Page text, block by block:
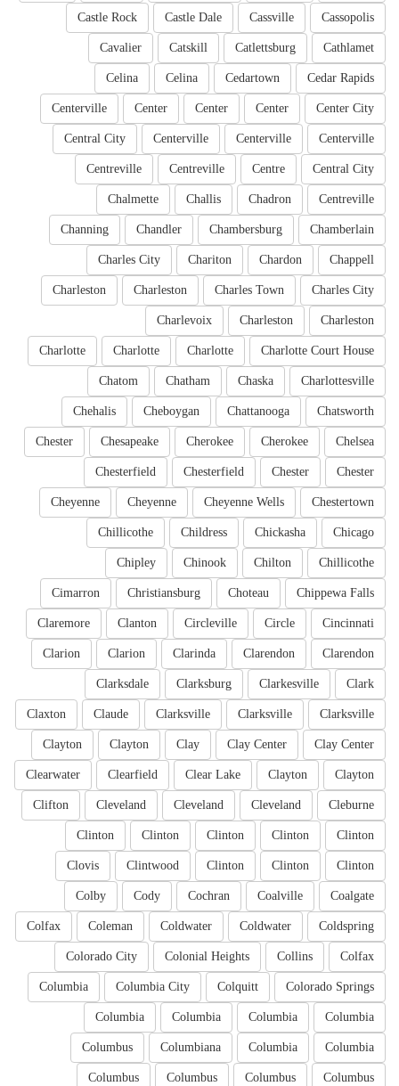
Cassopolis
Cassville
Castle Dale
Castle Rock
Cathlamet
Catlettsburg
Catskill
Cavalier
Cedar Rapids
Cedartown
Celina
Celina
Center City
Center
Center
Center
Centerville
Centerville
Centerville
Centerville
Central City
Central City
Centre
Centreville
Centreville
Centreville
Chadron
Challis
Chalmette
Chamberlain
Chambersburg
Chandler
Channing
Chappell
Chardon
Chariton
Charles City
Charles City
Charles Town
Charleston
Charleston
Charleston
Charleston
Charlevoix
Charlotte Court House
Charlotte
Charlotte
Charlotte
Charlottesville
Chaska
Chatham
Chatom
Chatsworth
Chattanooga
Cheboygan
Chehalis
Chelsea
Cherokee
Cherokee
Chesapeake
Chester
Chester
Chester
Chesterfield
Chesterfield
Chestertown
Cheyenne Wells
Cheyenne
Cheyenne
Chicago
Chickasha
Childress
Chillicothe
Chillicothe
Chilton
Chinook
Chipley
Chippewa Falls
Choteau
Christiansburg
Cimarron
Cincinnati
Circle
Circleville
Clanton
Claremore
Clarendon
Clarendon
Clarinda
Clarion
Clarion
Clark
Clarkesville
Clarksburg
Clarksdale
Clarksville
Clarksville
Clarksville
Claude
Claxton
Clay Center
Clay Center
Clay
Clayton
Clayton
Clayton
Clayton
Clear Lake
Clearfield
Clearwater
Cleburne
Cleveland
Cleveland
Cleveland
Clifton
Clinton
Clinton
Clinton
Clinton
Clinton
Clinton
Clinton
Clinton
Clintwood
Clovis
Coalgate
Coalville
Cochran
Cody
Colby
Coldspring
Coldwater
Coldwater
Coleman
Colfax
Colfax
Collins
Colonial Heights
Colorado City
Colorado Springs
Colquitt
Columbia City
Columbia
Columbia
Columbia
Columbia
Columbia
Columbia
Columbia
Columbiana
Columbus
Columbus
Columbus
Columbus
Columbus